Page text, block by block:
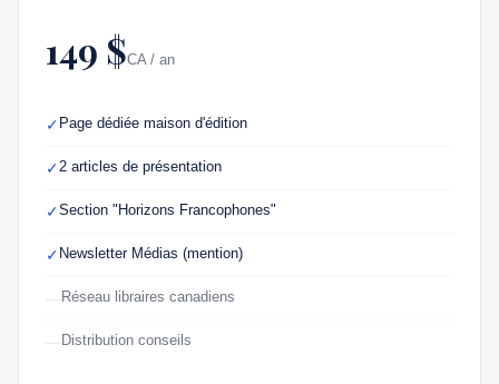
149 $CA / an
✓ Page dédiée maison d'édition
✓2 articles de présentation
✓Section "Horizons Francophones"
✓ Newsletter Médias (mention)
—Réseau libraires canadiens
—Distribution conseils